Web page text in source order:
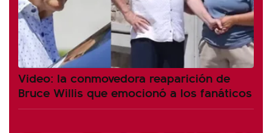
Video: la conmovedora reaparición de
Bruce Willis que emocionó a los fanáticos